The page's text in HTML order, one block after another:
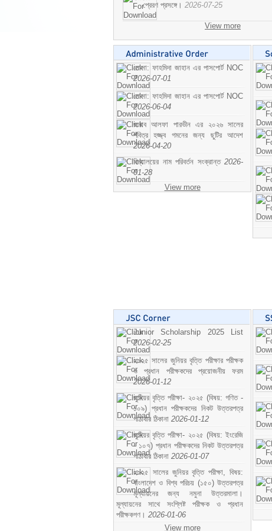
প্রেরণ প্রসঙ্গে। 2026-07-25
View more
মোসা: ফাহমিদা জাহান এর পাসপোর্ট NOC
2026-07-01
মোসা: ফাহমিদা জাহান এর পাসপোর্ট NOC
2026-06-04
জনাব আলফা পারভীন এর ২০২৬ সালের
পবিত্র হজ্জ্ব গমনের জন্য ছুটির আদেশ
2026-04-20
বিদ্যালয়ের নাম পরিবর্তন সংক্রান্ত 2026-
01-28
View more
Junior Scholarship 2025 List
2026-02-25
২০২৫ সালের জুনিয়র বৃত্তি পরীক্ষার পরীক্ষক
ও প্রধান পরীক্ষকদের প্রয়োজনীয় ফরম
2026-01-12
জুনিয়র বৃত্তি পরীক্ষা- ২০২৫ (বিষয়: গণিত -
১০৯) প্রধান পরীক্ষকদের নিকট উত্তরপত্র
পাঠাবার ঠিকানা 2026-01-12
জুনিয়র বৃত্তি পরীক্ষা- ২০২৫ (বিষয়: ইংরেজি
- ১০৭) প্রধান পরীক্ষকদের নিকট উত্তরপত্র
পাঠাবার ঠিকানা 2026-01-07
২০২৫ সালের জুনিয়র বৃত্তি পরীক্ষা, বিষয়:
বাংলাদেশ ও বিশ্ব পরিচয় (১৫০) উত্তরপত্র
মূল্যায়নের জন্য নমুনা উত্তরমালা।
মূল্যায়নের সাথে সংশ্লিষ্ট পরীক্ষক ও প্রধান
পরীক্ষকগণ। 2026-01-06
View more